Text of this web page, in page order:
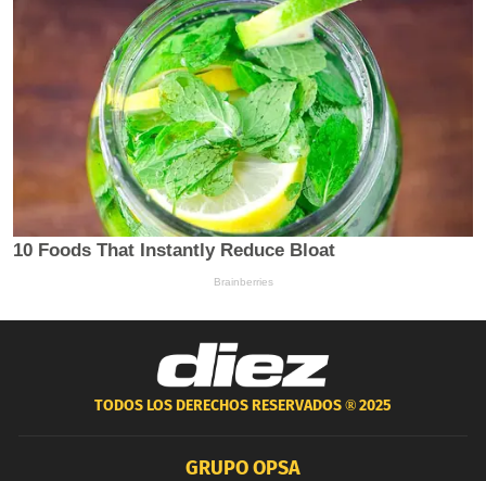
TODOS LOS DERECHOS RESERVADOS ®2025
GRUPO OPSA